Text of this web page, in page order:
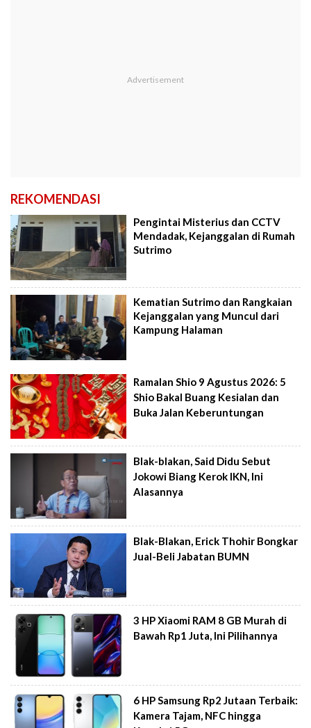
REKOMENDASI
Pengintai Misterius dan CCTV
Mendadak, Kejanggalan di Rumah
Sutrimo
Kematian Sutrimo dan Rangkaian
Kejanggalan yang Muncul dari
Kampung Halaman
Ramalan Shio 9 Agustus 2026: 5
Shio Bakal Buang Kesialan dan
Buka Jalan Keberuntungan
Blak-blakan, Said Didu Sebut
Jokowi Biang Kerok IKN, Ini
Alasannya
Blak-Blakan, Erick Thohir Bongkar
Jual-Beli Jabatan BUMN
3 HP Xiaomi RAM 8 GB Murah di
Bawah Rp1 Juta, Ini Pilihannya
6 HP Samsung Rp2 Jutaan Terbaik:
Kamera Tajam, NFC hingga